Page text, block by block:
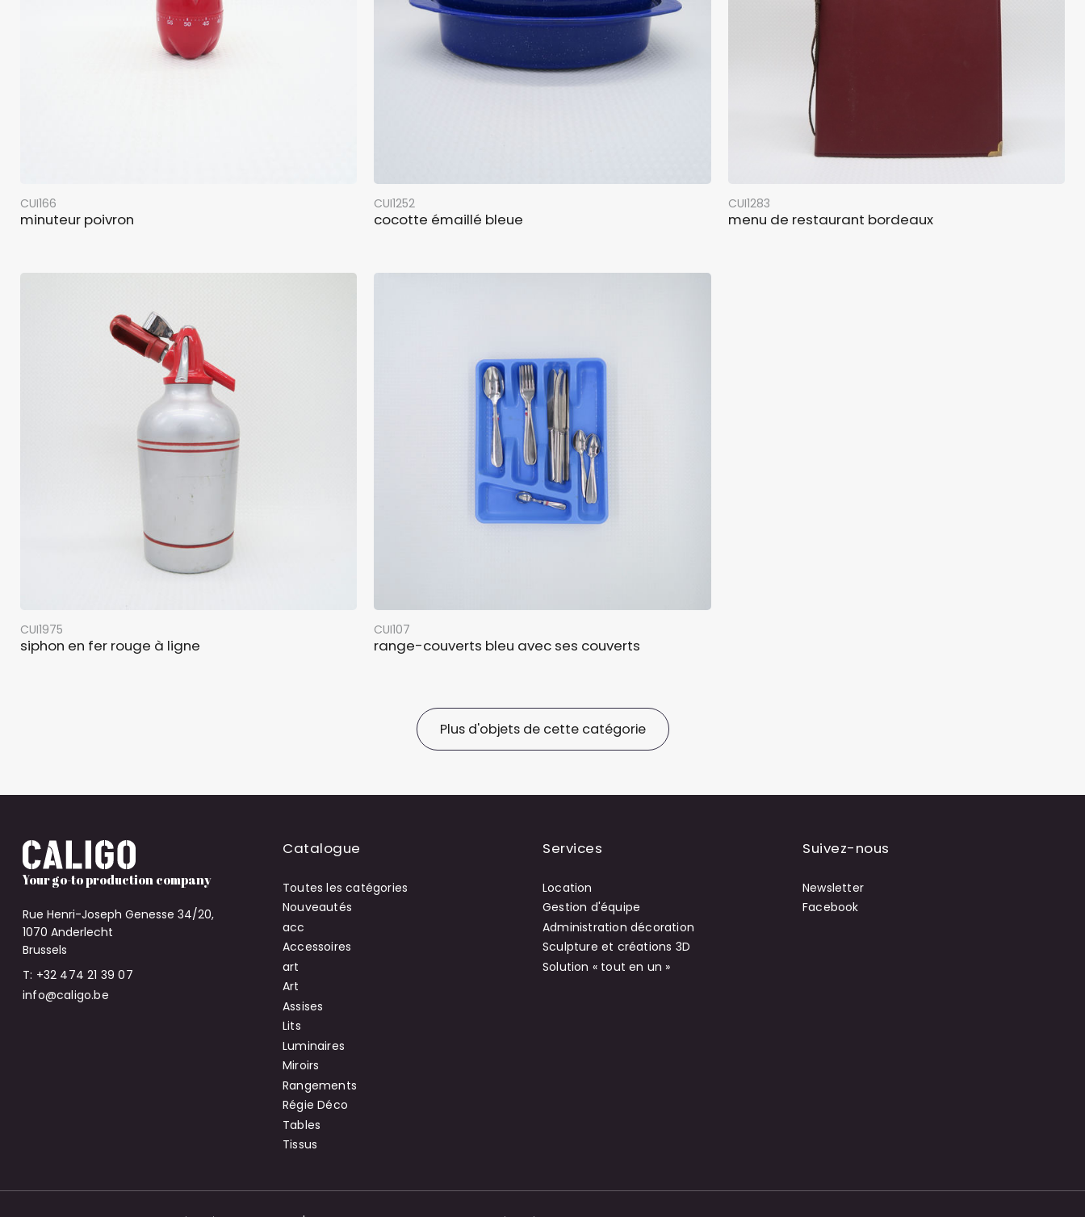
CUI166
minuteur poivron
CUI1252
cocotte émaillé bleue
CUI1283
menu de restaurant bordeaux
CUI1975
siphon en fer rouge à ligne
CUI107
range-couverts bleu avec ses couverts
Plus d'objets de cette catégorie
Your go-to production company
Rue Henri-Joseph Genesse 34/20,
1070 Anderlecht
Brussels
T: +32 474 21 39 07
info@caligo.be
Catalogue
Toutes les catégories
Nouveautés
acc
Accessoires
art
Art
Assises
Lits
Luminaires
Miroirs
Rangements
Régie Déco
Tables
Tissus
Services
Location
Gestion d'équipe
Administration décoration
Sculpture et créations 3D
Solution « tout en un »
Suivez-nous
Newsletter
Facebook